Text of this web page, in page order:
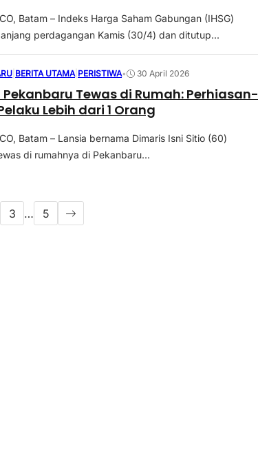
Batam – Indeks Harga Saham Gabungan (IHSG)
perdagangan Kamis (30/4) dan ditutup...
BERITA UTAMA PERISTIWA• 30 April 2026
Pekanbaru Tewas di Rumah: Perhiasan-
Lebih dari 1 Orang
Batam – Lansia bernama Dimaris Isni Sitio (60)
di rumahnya di Pekanbaru...
3 … 5